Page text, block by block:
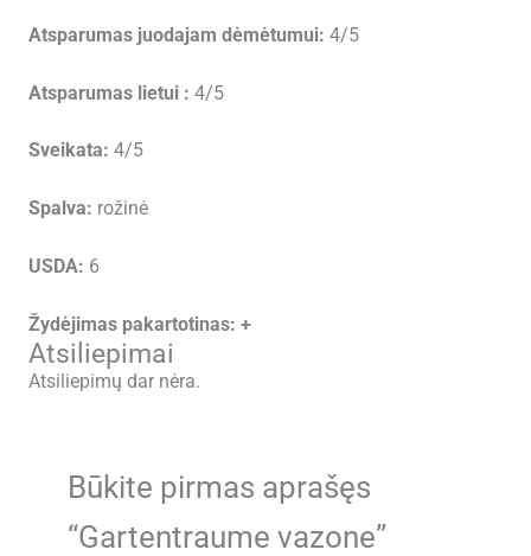
Atsparumas juodajam dėmėtumui: 4/5
Atsparumas lietui : 4/5
Sveikata: 4/5
Spalva: rožinė
USDA: 6
Žydėjimas pakartotinas: +
Atsiliepimai
Atsiliepimų dar nėra.
Būkite pirmas aprašęs
“Gartentraume vazone”